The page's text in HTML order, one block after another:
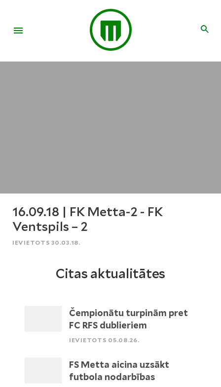
16.09.18 | FK Metta-2 - FK
Ventspils – 2
IEVIETOTS 30.03.18.
Citas aktualitātes
Čempionātu turpinām pret
FC RFS dublieriem
IEVIETOTS 05.08.26.
FS Metta aicina uzsākt
futbola nodarbības